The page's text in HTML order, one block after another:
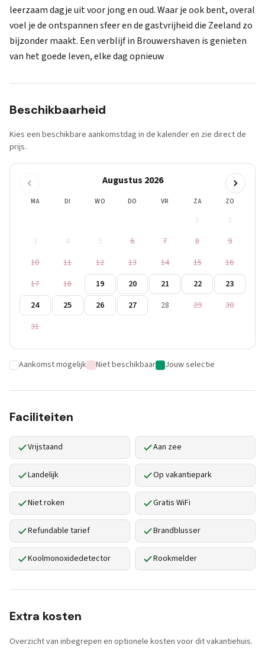
leerzaam dagje uit voor jong en oud. Waar je ook bent, overal
voel je de ontspannen sfeer en de gastvrijheid die Zeeland zo
bijzonder maakt. Een verblijf in Brouwershaven is genieten
van het goede leven, elke dag opnieuw
Beschikbaarheid
Kies een beschikbare aankomstdag in de kalender en zie direct de
prijs.
Augustus 2026
MA DI WO DO VR ZA ZO
1
2
3
4 5 6 7 8
9
10
11 12 13 14 15
16
17
18 19 20 21 22
23
24
25 26 27 28 29
30
31
Aankomst mogelijk Niet beschikbaar Jouw selectie
Faciliteiten
Vrijstaand Aan zee
Landelijk Op vakantiepark
Niet roken Gratis WiFi
Refundable tarief Brandblusser
Koolmonoxidedetector Rookmelder
Extra kosten
Overzicht van inbegrepen en optionele kosten voor dit vakantiehuis.